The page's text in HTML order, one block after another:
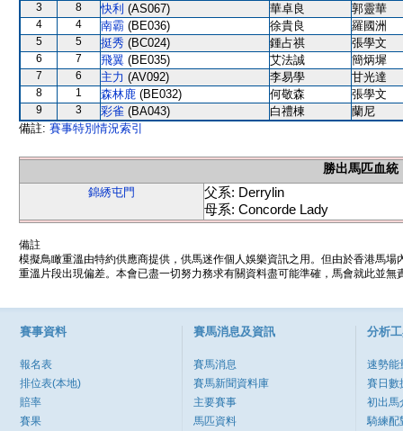
3 8 快利 (AS067) 華卓良 郭靈華
4 4 南霸 (BE036) 徐貴良 羅國洲
5 5 挺秀 (BC024) 鍾占祺 張學文
6 7 飛翼 (BE035) 艾法誠 簡炳墀
7 6 主力 (AV092) 李易學 甘光達
8 1 森林鹿 (BE032) 何敬森 張學文
9 3 彩雀 (BA043) 白禮棟
蘭尼
備註: 賽事特別情況索引
勝出馬匹血統
錦綉屯門
父系: Derrylin
母系: Concorde Lady
備註
模擬鳥瞰重溫由特約供應商提供，供馬迷作個人娛樂資訊之用。但由於香港馬
重溫片段出現偏差。本會已盡一切努力務求有關資料盡可能準確，馬會就此並
賽事資料
報名表
排位表(本地)
賠率
賽果
賽馬消息及資訊
賽馬消息
賽馬新聞資料庫
主要賽事
馬匹資料
分析
速勢能
賽日數
初出馬
騎練配